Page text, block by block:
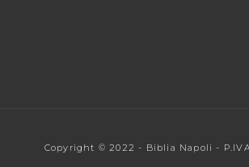
Copyright © 2022 - Biblia Napoli - P.IVA